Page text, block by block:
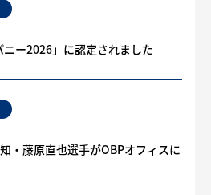
ニー2026」に認定されました
・藤原直也選手がOBPオフィスに